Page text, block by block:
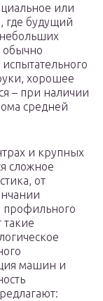
или
где будущий
обычно
хорошее
– при наличии
средней
и крупных
сложное
от
профильного
такие
машин и